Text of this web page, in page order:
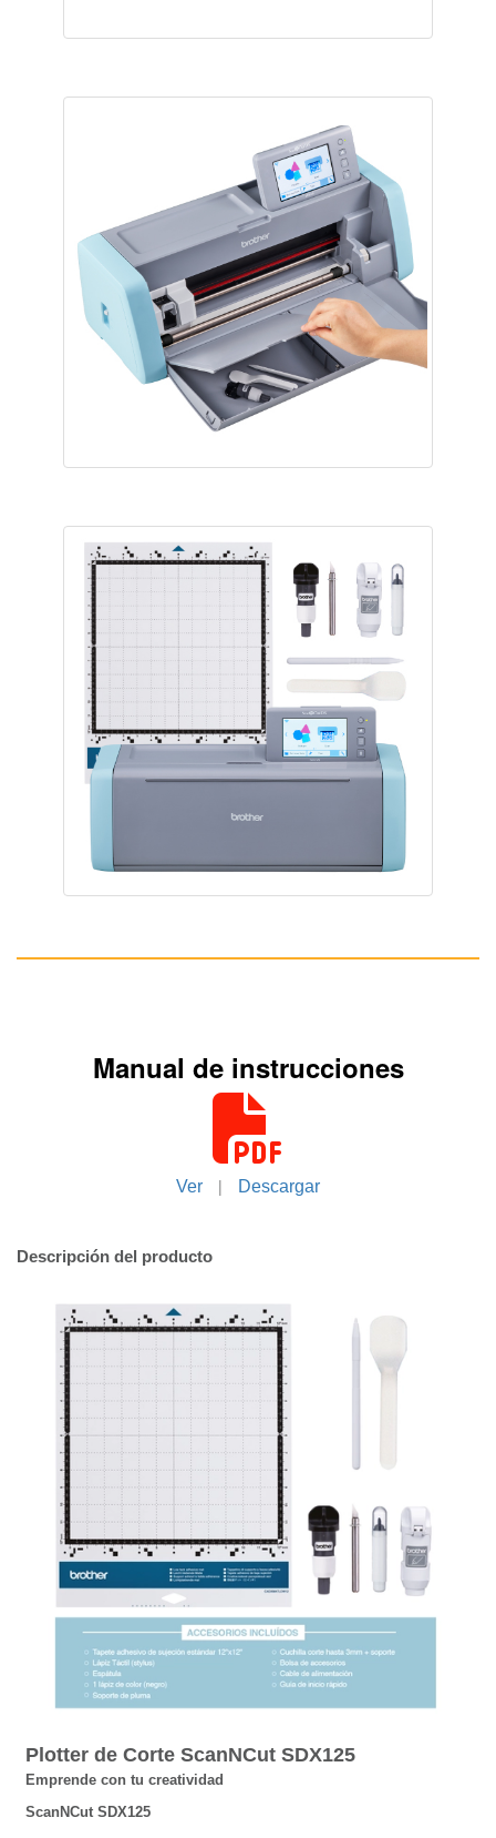
Manual de instrucciones
Ver | Descargar